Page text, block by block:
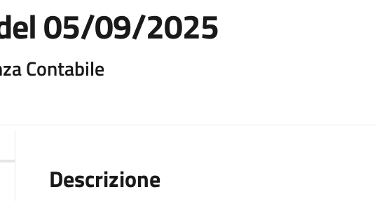
05/09/2025
Contabile
Descrizione